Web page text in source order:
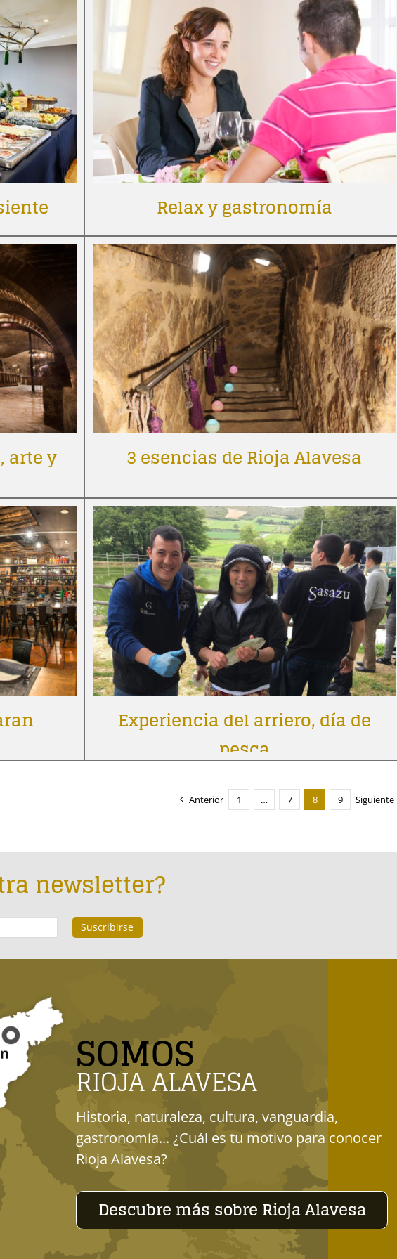
Relax y gastronomía
arte y
3 esencias de Rioja Alavesa
Experiencia del arriero, día de
pesca
Anterior 1 … 7 8 9 Siguiente
newsletter?
SOMOS
RIOJA ALAVESA
Historia, naturaleza, cultura, vanguardia,
gastronomía... ¿Cuál es tu motivo para conocer
Rioja Alavesa?
Descubre más sobre Rioja Alavesa